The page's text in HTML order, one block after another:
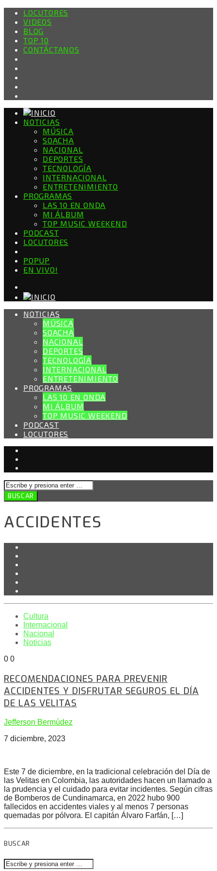
LOCUTORES
VIDEOS
BLOG
TOP 10
CONTÁCTANOS
NOTICIAS
MÚSICA
SOACHA
NACIONAL
DEPORTES
TECNOLOGÍA
INTERNACIONAL
ENTRETENIMIENTO
PROGRAMAS
LAS 10 EN ONDA
MI ÁLBUM
TOP MUSIC WEEKEND
PODCAST
LOCUTORES
POPUP
EN VIVO!
NOTICIAS
MÚSICA
SOACHA
NACIONAL
DEPORTES
TECNOLOGÍA
INTERNACIONAL
ENTRETENIMIENTO
PROGRAMAS
LAS 10 EN ONDA
MI ÁLBUM
TOP MUSIC WEEKEND
PODCAST
LOCUTORES
ACCIDENTES
Cultura
Internacional
Nacional
Noticias
0 0
RECOMENDACIONES PARA PREVENIR
ACCIDENTES Y DISFRUTAR SEGUROS EL DÍA
DE LAS VELITAS
Jefferson Bermúdez
7 diciembre, 2023
Este 7 de diciembre, en la tradicional celebración del Día de
las Velitas en Colombia, las autoridades hacen un llamado a
la prudencia y el cuidado para evitar incidentes. Según cifras
de Bomberos de Cundinamarca, en 2022 hubo 900
fallecidos en accidentes viales y al menos 7 personas
quemadas por pólvora. El capitán Álvaro Farfán, […]
BUSCAR